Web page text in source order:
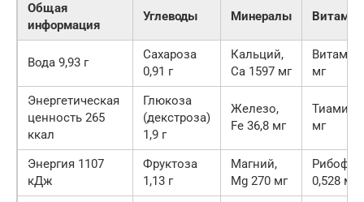
Общая
информация
Углеводы Минералы
Вода 9,93 г
Сахароза
0,91 г
Кальций,
Ca 1597 мг
мг
Энергетическая
ценность 265
ккал
Глюкоза
(декстроза)
1,9 г
Железо,
Fe 36,8 мг
Тиамин
мг
Энергия 1107
кДж
Фруктоза
1,13 г
Магний,
Mg 270 мг
0,528 мг